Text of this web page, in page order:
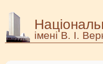
імені В. І.